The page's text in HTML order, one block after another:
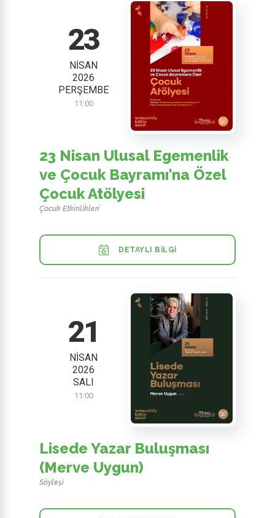
23
NISAN
2026
PERŞEMBE
11:00
23 Nisan Ulusal Egemenlik
ve Çocuk Bayramı'na Özel
Çocuk Atölyesi
Çocuk Etkinlikleri
DETAYLI BILGI
21
NISAN
2026
SALI
11:00
Lisede Yazar Buluşması
(Merve Uygun)
Söyleşi